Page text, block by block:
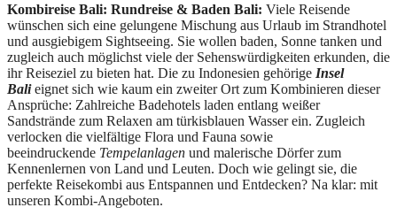
Kombireise Bali: Rundreise & Baden Bali: Viele Reisende
wünschen sich eine gelungene Mischung aus Urlaub im Strandhotel
und ausgiebigem Sightseeing. Sie wollen baden, Sonne tanken und
zugleich auch möglichst viele der Sehenswürdigkeiten erkunden, die
ihr Reiseziel zu bieten hat. Die zu Indonesien gehörige Insel
Balieignet sich wie kaum ein zweiter Ort zum Kombinieren dieser
Ansprüche: Zahlreiche Badehotels laden entlang weißer
Sandstrände zum Relaxen am türkisblauen Wasser ein. Zugleich
verlocken die vielfältige Flora und Fauna sowie
beeindruckende Tempelanlagen und malerische Dörfer zum
Kennenlernen von Land und Leuten. Doch wie gelingt sie, die
perfekte Reisekombi aus Entspannen und Entdecken? Na klar: mit
unseren Kombi-Angeboten.